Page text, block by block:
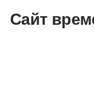
Сайт